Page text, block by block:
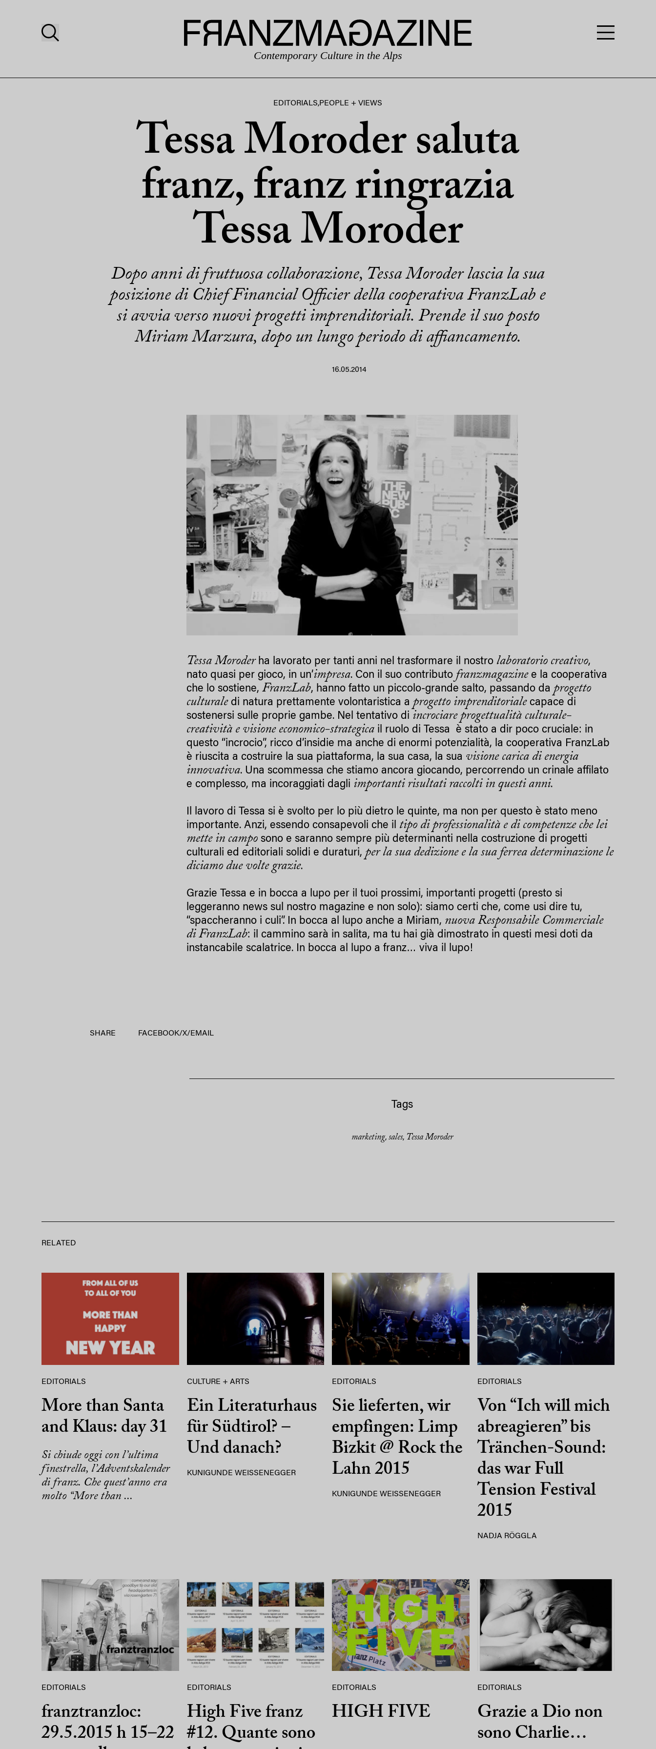
Contemporary Culture in the Alps
EDITORIALS,PEOPLE + VIEWS
Tessa Moroder saluta
franz, franz ringrazia
Tessa Moroder
Dopo anni di fruttuosa collaborazione, Tessa Moroder lascia la sua
posizione di Chief Financial Officier della cooperativa FranzLab e
si avvia verso nuovi progetti imprenditoriali. Prende il suo posto
Miriam Marzura, dopo un lungo periodo di affiancamento.
16.05.2014
Tessa Moroderha lavorato per tanti anni nel trasformare il nostro laboratorio creativo,
nato quasi per gioco, in un’impresa. Con il suo contributo franzmagazinee la cooperativa
che lo sostiene,FranzLab, hanno fatto un piccolo-grande salto, passando da progetto
culturaledi natura prettamente volontaristica a progetto imprenditorialecapace di
sostenersi sulle proprie gambe. Nel tentativo di incrociare progettualità culturale-
creatività e visione economico-strategica il ruolo di Tessa è stato a dir poco cruciale: in
questo “incrocio”, ricco d’insidie ma anche di enormi potenzialità, la cooperativa FranzLab
è riuscita a costruire la sua piattaforma, la sua casa, la sua visione carica di energia
innovativa. Una scommessa che stiamo ancora giocando, percorrendo un crinale affilato
e complesso, ma incoraggiati dagli importanti risultati raccolti in questi anni.
Il lavoro di Tessa si è svolto per lo più dietro le quinte, ma non per questo è stato meno
importante. Anzi, essendo consapevoli che il tipo di professionalità e di competenze che lei
mette in campo sono e saranno sempre più determinanti nella costruzione di progetti
culturali ed editoriali solidi e duraturi, per la sua dedizione e la sua ferrea determinazione le
diciamo due volte grazie.
Grazie Tessa e in bocca a lupo per il tuoi prossimi, importanti progetti (presto si
leggeranno news sul nostro magazine e non solo): siamo certi che, come usi dire tu,
“spaccheranno i culi”. In bocca al lupo anche a Miriam, nuova Responsabile Commerciale
di FranzLab: il cammino sarà in salita, ma tu hai già dimostrato in questi mesi doti da
instancabile scalatrice. In bocca al lupo a franz… viva il lupo!
SHARE FACEBOOK/X/ EMAIL
Tags
marketing, sales, Tessa Moroder
RELATED
EDITORIALS
More than Santa
and Klaus: day 31
Si chiude oggi con l’ultima
finestrella, l’Adventskalender
di franz. Che quest’anno era
molto “More than ...
CULTURE + ARTS
Ein Literaturhaus
für Südtirol? –
Und danach?
KUNIGUNDE WEISSENEGGER
EDITORIALS
Sie lieferten, wir
empfingen: Limp
Bizkit @ Rock the
Lahn 2015
KUNIGUNDE WEISSENEGGER
EDITORIALS
Von “Ich will mich
abreagieren” bis
Tränchen-Sound:
das war Full
Tension Festival
2015
NADJA RÖGGLA
EDITORIALS
franztranzloc:
29.5.2015 h 15–22
EDITORIALS
High Five franz
#12. Quante sono
EDITORIALS
HIGH FIVE
EDITORIALS
Grazie a Dio non
sono Charlie…